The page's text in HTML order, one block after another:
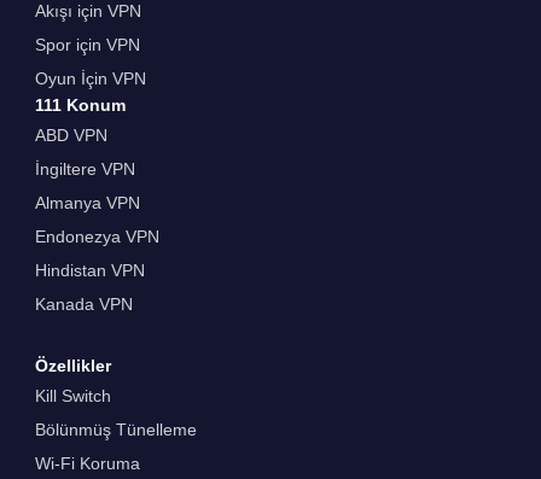
Akışı için VPN
Spor için VPN
Oyun İçin VPN
111 Konum
ABD VPN
İngiltere VPN
Almanya VPN
Endonezya VPN
Hindistan VPN
Kanada VPN
Özellikler
Kill Switch
Bölünmüş Tünelleme
Wi-Fi Koruma